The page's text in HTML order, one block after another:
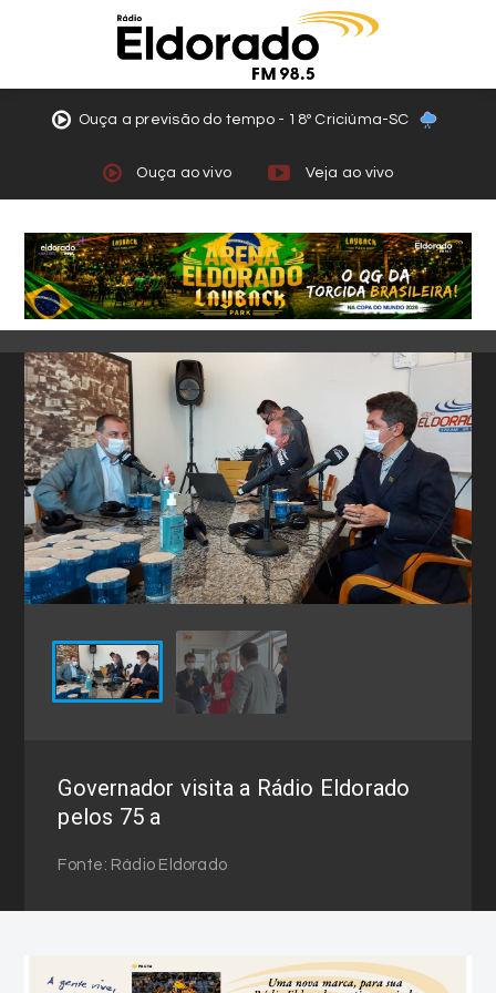
Ouça a previsão do tempo - 18º Criciúma-SC
Ouça ao vivo Veja ao vivo
Governador visita a Rádio Eldorado
pelos 75 a
Fonte: Rádio Eldorado